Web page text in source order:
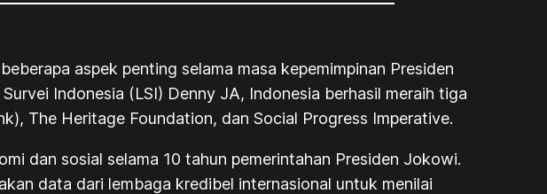
aspek penting selama masa kepemimpinan Presiden
Indonesia (LSI) Denny JA, Indonesia berhasil meraih tiga
The Heritage Foundation, dan Social Progress Imperative.
dan sosial selama 10 tahun pemerintahan Presiden Jokowi.
data dari lembaga kredibel internasional untuk menilai